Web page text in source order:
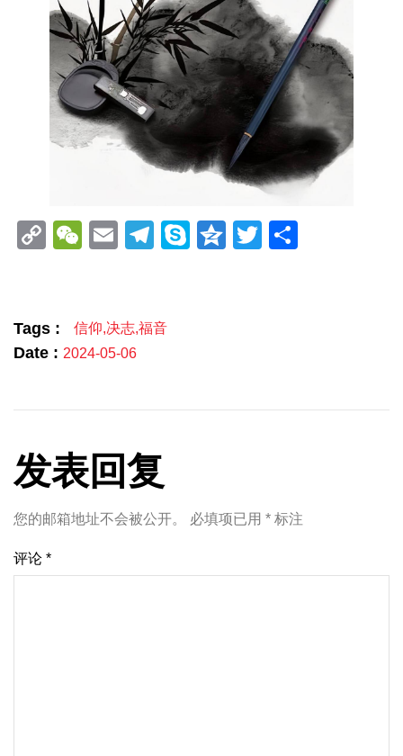
CopyWeChat
EmailTelegram
SkypeQzoneTwitter
Tags : 信仰,决志,福音
Date : 2024-05-06
发表回复
您的邮箱地址不会被公开。 必填项已用 * 标注
评论 *